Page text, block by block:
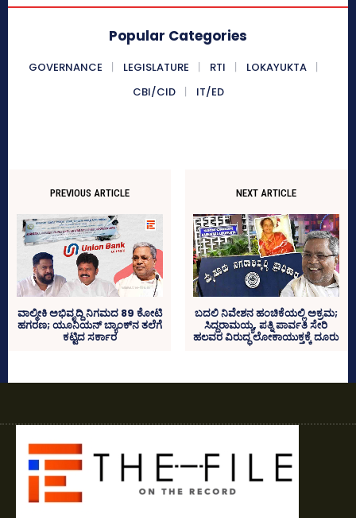
Popular Categories
GOVERNANCE LEGISLATURE RTI
LOKAYUKTA
CBI/CID
IT/ED
PREVIOUS ARTICLE
ವಾಲ್ಮೀಕಿ ಅಭಿವೃದ್ದಿ ನಿಗಮದ 89 ಕೋಟಿ
ಹಗರಣ; ಯೂನಿಯನ್‌ ಬ್ಯಾಂಕ್‌ನ ತಲೆಗೆ
ಕಟ್ಟಿದ ಸರ್ಕಾರ
NEXT ARTICLE
ಬದಲಿ ನಿವೇಶನ ಹಂಚಿಕೆಯಲ್ಲಿ ಅಕ್ರಮ;
ಸಿದ್ದರಾಮಯ್ಯ, ಪತ್ನಿ ಪಾರ್ವತಿ ಸೇರಿ
ಹಲವರ ವಿರುದ್ಧ ಲೋಕಾಯುಕ್ತಕ್ಕೆ ದೂರು